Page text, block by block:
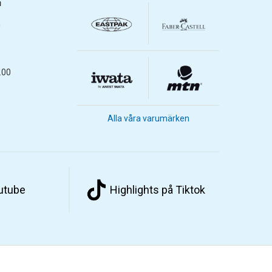
Alla våra varumärken
Highlights på Tiktok